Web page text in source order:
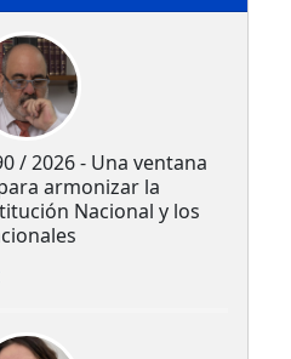
/ 2026 - Una ventana
armonizar la
Nacional y los